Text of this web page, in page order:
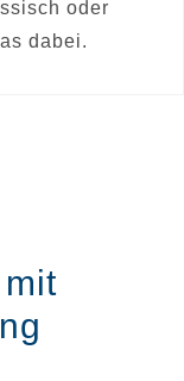
oder
dabei.